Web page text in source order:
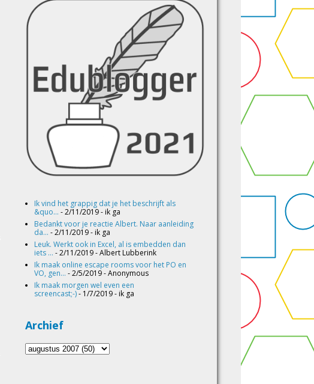
Ik vind het grappig dat je het beschrijft als
&quo... - 2/11/2019- ik ga
Bedankt voor je reactie Albert. Naar aanleiding
da... - 2/11/2019- ik ga
Leuk. Werkt ook in Excel, al is embedden dan
iets ... - 2/11/2019- Albert Lubberink
Ik maak online escape rooms voor het PO en
VO, gen... - 2/5/2019- Anonymous
Ik maak morgen wel even een
screencast;-)- 1/7/2019- ik ga
Archief